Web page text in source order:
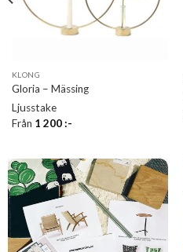
KLONG
Gloria – Mässing
Ljusstake
Från 1 200:-